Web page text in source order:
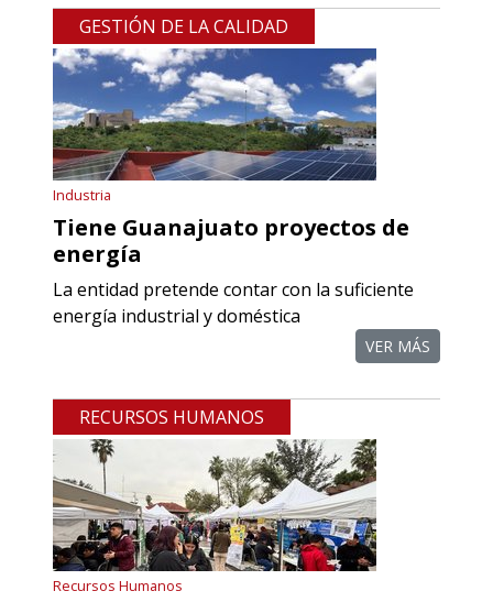
GESTIÓN DE LA CALIDAD
Industria
Tiene Guanajuato proyectos de
energía
La entidad pretende contar con la suficiente
energía industrial y doméstica
VER MÁS
RECURSOS HUMANOS
Recursos Humanos